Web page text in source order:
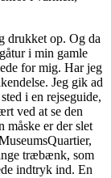
drukket op. Og da
i min gamle
for mig. Har jeg
Jeg gik ad
i en rejseguide,
ved at se den
måske er der slet
træbænk, som
indtryk ind. En